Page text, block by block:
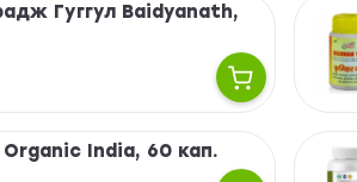
Гуггул Baidyanath,
India, 60 кап.